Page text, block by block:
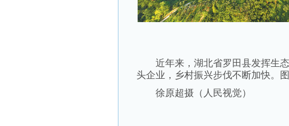
近年来，湖北省罗田县发挥生态
头企业，乡村振兴步伐不断加快。
徐原超摄（人民视觉）